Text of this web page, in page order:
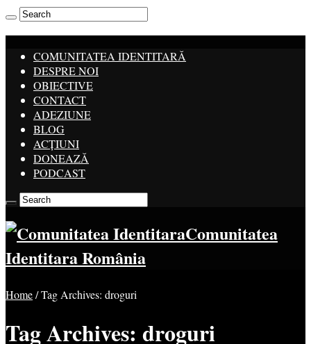
COMUNITATEA IDENTITARĂ
DESPRE NOI
OBIECTIVE
CONTACT
ADEZIUNE
BLOG
ACȚIUNI
DONEAZĂ
PODCAST
Comunitatea
Identitara România
Home/Tag Archives: droguri
Tag Archives: droguri